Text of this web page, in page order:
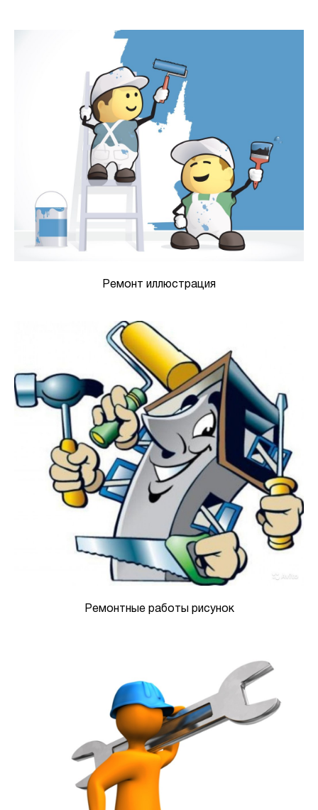
Ремонт иллюстрация
Ремонтные работы рисунок